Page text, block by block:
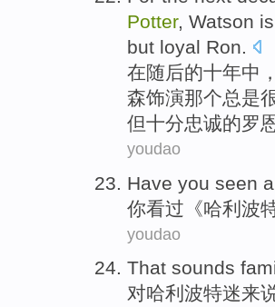
Potter, Watson
but loyal Ron.
在随后的十年中，
森饰演那个总是
但十分忠诚的罗
youdao
Have you seen a
你看过 《哈利波
youdao
That sounds
对哈利 波特迷来